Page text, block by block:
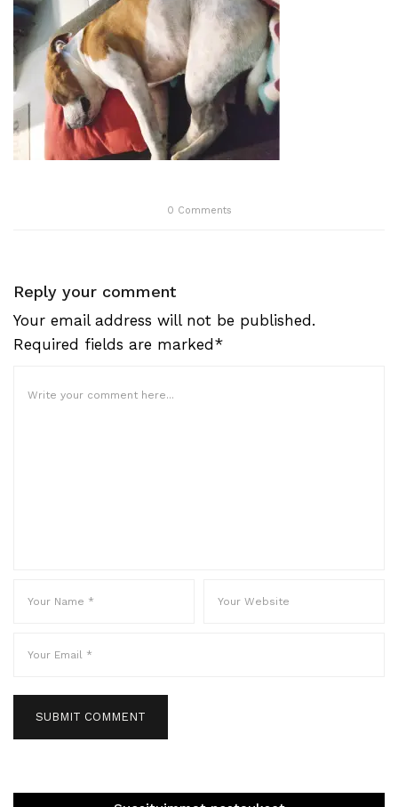
0 Comments
Reply your comment
Your email address will not be published.
Required fields are marked*